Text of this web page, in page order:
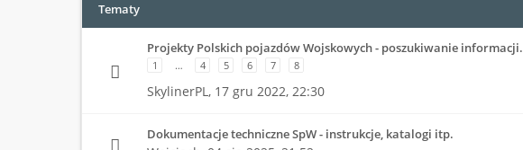
Tematy
Projekty Polskich pojazdów Wojskowych - poszukiwanie informacji.
1 … 4 5 6 7 8
SkylinerPL, 17 gru 2022, 22:30
Dokumentacje techniczne SpW - instrukcje, katalogi itp.